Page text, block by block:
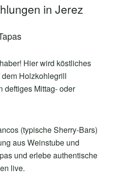
in Jerez
Hier wird köstliches
Holzkohlegrill
deftiges Mittag- oder
(typische Sherry-Bars)
aus Weinstube und
und erlebe authentische
live.